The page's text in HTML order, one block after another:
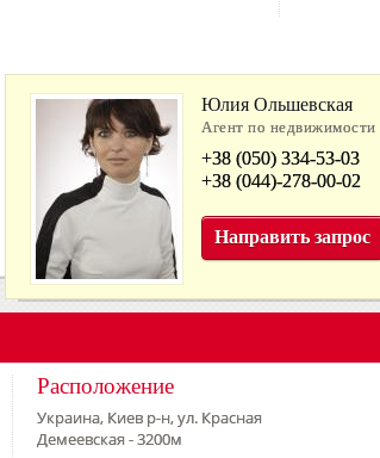
Юлия Ольшевская
Агент по недвижимости
+38 (050) 334-53-03
+38 (044)-278-00-02
Направить запрос
Расположение
Украина, Киев р-н, ул. Красная
Демеевская - 3200м